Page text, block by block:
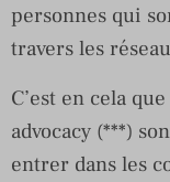
personnes qui
travers les
C’est en cela
advocacy (***)
entrer dans les